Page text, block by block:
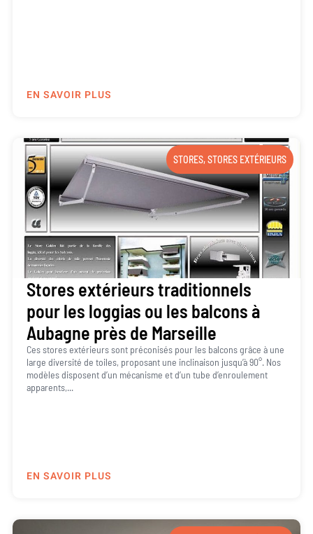
EN SAVOIR PLUS
STORES,STORES EXTÉRIEURS
Stores extérieurs traditionnels
pour les loggias ou les balcons à
Aubagne près de Marseille
Ces stores extérieurs sont préconisés pour les balcons grâce à une
large diversité de toiles, proposant une inclinaison jusqu’à 90°. Nos
modèles disposent d’un mécanisme et d’un tube d’enroulement
apparents,...
EN SAVOIR PLUS